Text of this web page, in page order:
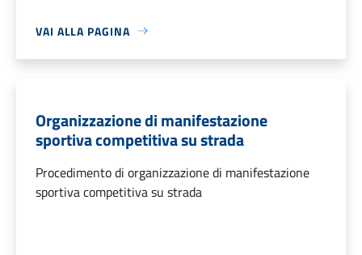
VAI ALLA PAGINA
Organizzazione di manifestazione
sportiva competitiva su strada
Procedimento di organizzazione di manifestazione
sportiva competitiva su strada